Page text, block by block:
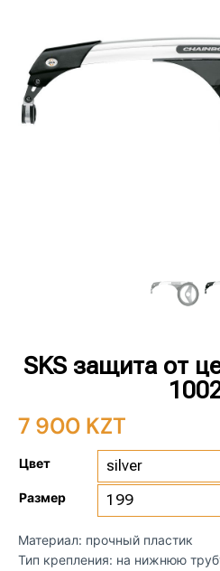
SKS защита от
7 900 KZT
Цвет
Размер
Материал: прочный пластик
Тип крепления: на нижнюю